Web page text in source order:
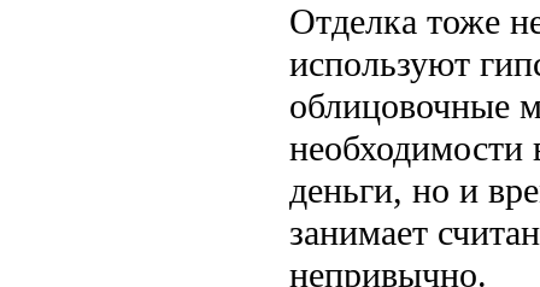
Отделка тоже
используют
облицовочные
необходимости
деньги, но и
занимает
непривычно.